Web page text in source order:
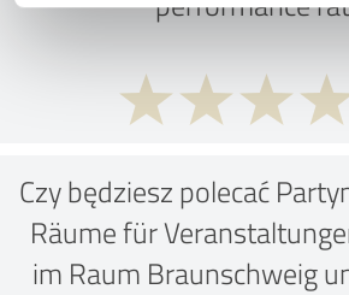
Czy będziesz polecać
Räume für
im Raum Braunschweig